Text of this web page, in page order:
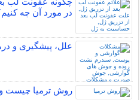
در مورد آن چه
علل، پیشگیری و
روش ترمیا چیست و